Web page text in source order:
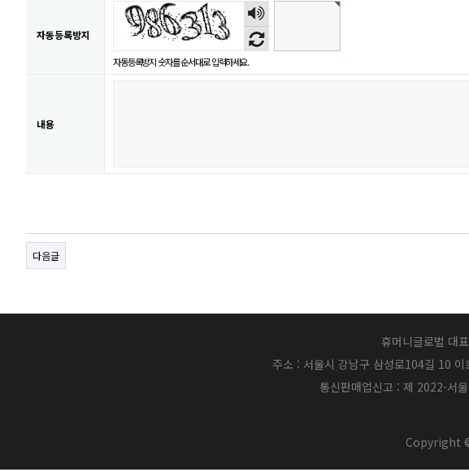
자동등록방지
숫자
음성
듣기
자동등록방지 숫자를 순서대로 입력하세요.
내용
다음글
휴머니글로벌
주소 : 서울시 강남구 삼성로104길
통신판매업신고 : 제 2022-서
Copyright